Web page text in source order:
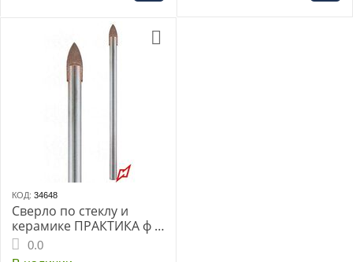
КОД: 34648
Сверло по стеклу и
керамике ПРАКТИКА ф 8
мм0.0